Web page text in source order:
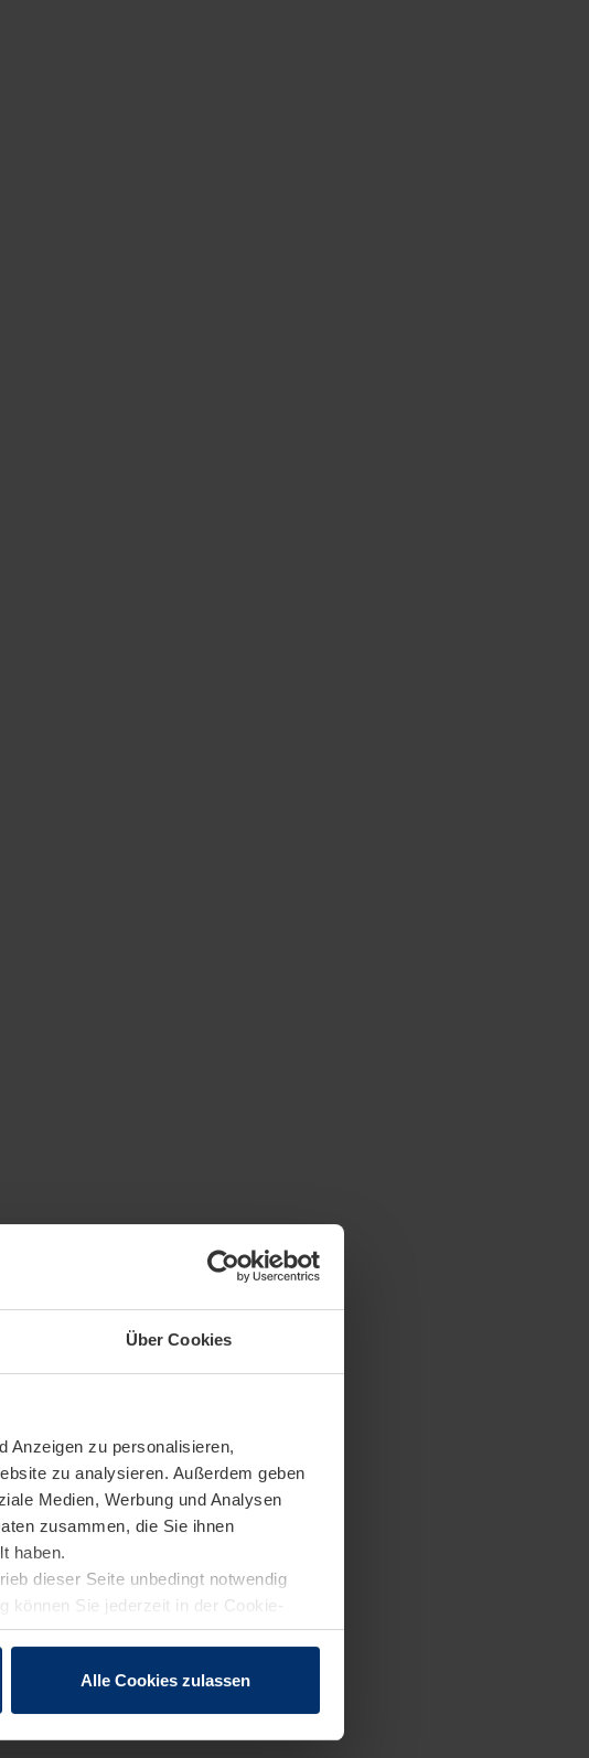
Über Cookies
Anzeigen zu personalisieren,
zu analysieren. Außerdem geben
Medien, Werbung und Analysen
zusammen, die Sie ihnen
haben.
dieser Seite unbedingt notwendig
Sie jederzeit in der Cookie-
Alle Cookies zulassen